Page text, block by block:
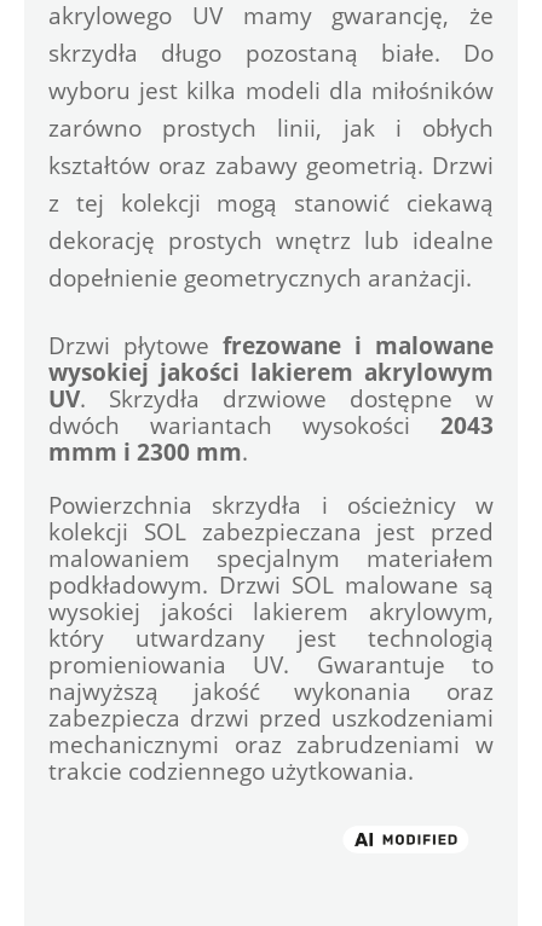
akrylowego UV mamy gwarancję, że
skrzydła długo pozostaną białe. Do
wyboru jest kilka modeli dla miłośników
zarówno prostych linii, jak i obłych
kształtów oraz zabawy geometrią. Drzwi
z tej kolekcji mogą stanowić ciekawą
dekorację prostych wnętrz lub idealne
dopełnienie geometrycznych aranżacji.
Drzwi płytowe frezowane i malowane
wysokiej jakości lakierem akrylowym
UV. Skrzydła drzwiowe dostępne w
dwóch wariantach wysokości 2043
mmm i 2300 mm.
Powierzchnia skrzydła i ościeżnicy w
kolekcji SOL zabezpieczana jest przed
malowaniem specjalnym materiałem
podkładowym. Drzwi SOL malowane są
wysokiej jakości lakierem akrylowym,
który utwardzany jest technologią
promieniowania UV. Gwarantuje to
najwyższą jakość wykonania oraz
zabezpiecza drzwi przed uszkodzeniami
mechanicznymi oraz zabrudzeniami w
trakcie codziennego użytkowania.